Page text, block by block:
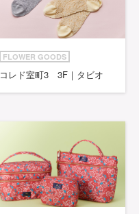
FLOWER GOODS
コレド室町3 3F｜タビオ